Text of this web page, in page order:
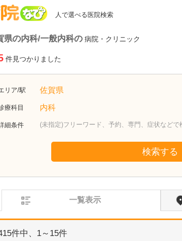
人で選べる医院検索
県の内科/一般内科の 病院・クリニック
件見つかりました
リア/駅 佐賀県
療科目 内科
細条件 (未指定)フリーワード、予約、専門、症状などで
検索する
一覧表示
件中、 1～15件